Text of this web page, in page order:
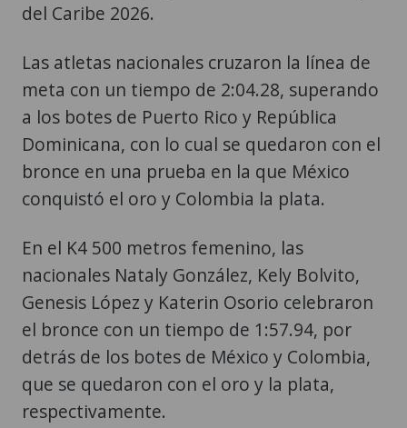
del Caribe 2026.
Las atletas nacionales cruzaron la línea de
meta con un tiempo de 2:04.28, superando
a los botes de Puerto Rico y República
Dominicana, con lo cual se quedaron con el
bronce en una prueba en la que México
conquistó el oro y Colombia la plata.
En el K4 500 metros femenino, las
nacionales Nataly González, Kely Bolvito,
Genesis López y Katerin Osorio celebraron
el bronce con un tiempo de 1:57.94, por
detrás de los botes de México y Colombia,
que se quedaron con el oro y la plata,
respectivamente.